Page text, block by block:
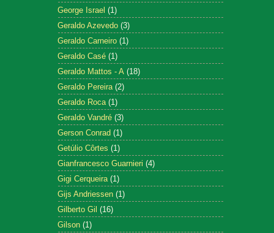
George Israel (1)
Geraldo Azevedo (3)
Geraldo Carneiro (1)
Geraldo Casé (1)
Geraldo Mattos - A (18)
Geraldo Pereira (2)
Geraldo Roca (1)
Geraldo Vandré (3)
Gerson Conrad (1)
Getúlio Côrtes (1)
Gianfrancesco Guarnieri (4)
Gigi Cerqueira (1)
Gijs Andriessen (1)
Gilberto Gil (16)
Gilson (1)